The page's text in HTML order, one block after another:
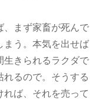
、まず家畜が死んで
まう。本気を出せば
生きられるラクダで
るので。そうする
れば、それを売って